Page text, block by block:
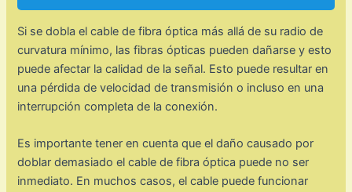
Si se dobla el cable de fibra óptica más allá de su radio de
curvatura mínimo, las fibras ópticas pueden dañarse y esto
puede afectar la calidad de la señal. Esto puede resultar en
una pérdida de velocidad de transmisión o incluso en una
interrupción completa de la conexión.
Es importante tener en cuenta que el daño causado por
doblar demasiado el cable de fibra óptica puede no ser
inmediato. En muchos casos, el cable puede funcionar